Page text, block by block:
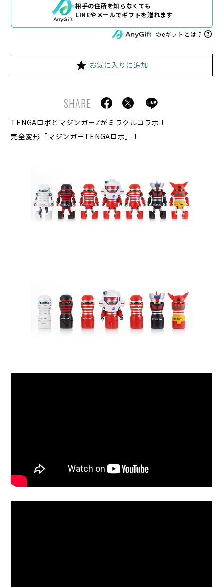
相手の住所を知らなくても
LINEやメールでギフトを贈れます
のeギフトとは？
お気に入りに追加
SHARE
TENGAロボとマジンガーZがミラクルコラボ！
完全変形「マジンガーTENGAロボ」！